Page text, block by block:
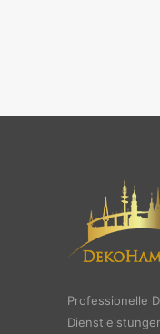
Professionelle